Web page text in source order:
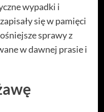
wypadki i
się w pamięci
sprawy z
w dawnej prasie i